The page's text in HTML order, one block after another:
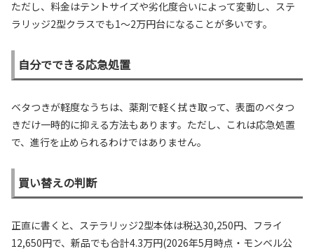
ただし、料金はテントサイズや劣化度合いによって変動し、ステ
ラリッジ2型クラスでも1〜2万円台になることが多いです。
自分でできる応急処置
ベタつきが軽度なうちは、薬剤で軽く拭き取って、表面のベタつ
きだけ一時的に抑える方法もあります。ただし、これは応急処置
で、進行を止められるわけではありません。
買い替えの判断
正直に書くと、ステラリッジ2型本体は税込30,250円、フライ
12,650円で、新品でも合計4.3万円(2026年5月時点・モンベル公